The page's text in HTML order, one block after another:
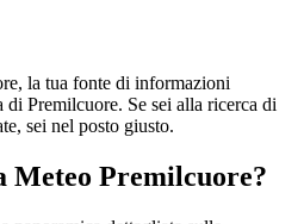
la tua fonte di informazioni
Premilcuore. Se sei alla ricerca di
sei nel posto giusto.
Meteo Premilcuore?